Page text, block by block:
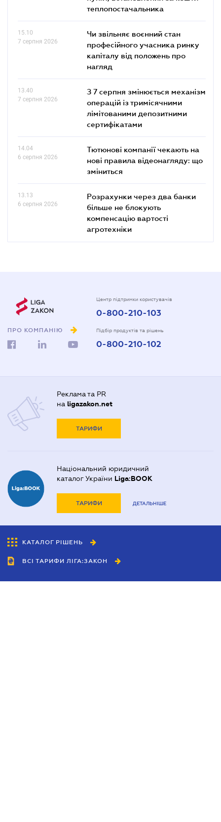
теплопостачальника
15.10
7 серпня 2026
Чи звільняє воєнний стан
професійного учасника ринку
капіталу від положень про
нагляд
13.40
7 серпня 2026
З 7 серпня змінюється механізм
операцій із тримісячними
лімітованими депозитними
сертифікатами
14.04
6 серпня 2026
Тютюнові компанії чекають на
нові правила відеонагляду: що
зміниться
13.13
6 серпня 2026
Розрахунки через два банки
більше не блокують
компенсацію вартості
агротехніки
ПРО КОМПАНІЮ
Центр підтримки користувачів
0-800-210-103
Підбір продуктів та рішень
0-800-210-102
Реклама та PR
на ligazakon.net
ТАРИФИ
Національний юридичний
каталог України Liga:BOOK
ТАРИФИ ДЕТАЛЬНІШЕ
КАТАЛОГ РІШЕНЬ
ВСІ ТАРИФИ ЛІГА:ЗАКОН